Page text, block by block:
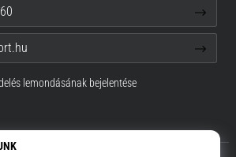
lemondásának bejelentése